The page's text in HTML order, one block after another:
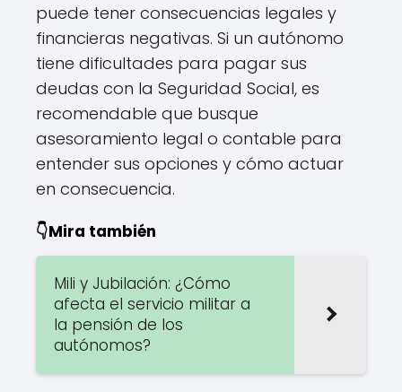
puede tener consecuencias legales y
financieras negativas. Si un autónomo
tiene dificultades para pagar sus
deudas con la Seguridad Social, es
recomendable que busque
asesoramiento legal o contable para
entender sus opciones y cómo actuar
en consecuencia.
👇Mira también
Mili y Jubilación: ¿Cómo
afecta el servicio militar a
la pensión de los
autónomos?